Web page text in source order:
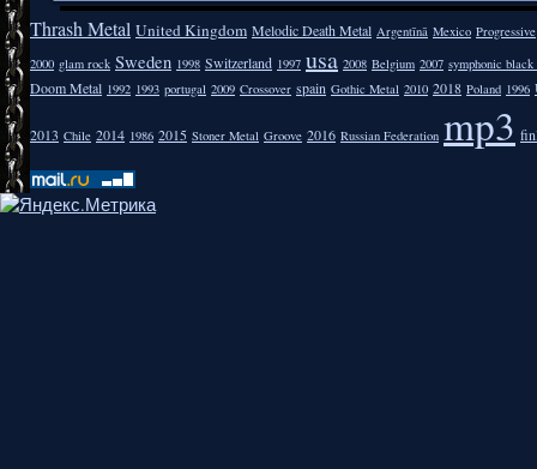
Thrash Metal United Kingdom Melodic Death Metal Argentīnā Mexico Progressive
2000 glam rock Sweden 1998 Switzerland 1997 usa 2008 Belgium 2007 symphonic
Doom Metal 1992 1993 portugal 2009 Crossover spain Gothic Metal 2010 2018 Poland 1996
2013 Chile 2014 1986 2015 Stoner Metal Groove 2016 Russian Federation mp3